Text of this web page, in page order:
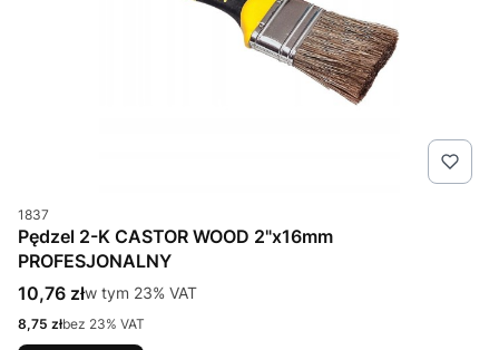
Kod produktu
1837
Pędzel 2-K CASTOR WOOD 2"x16mm
PROFESJONALNY
Cena brutto
10,76 złw tym %s VAT
w tym 23% VAT
Cena netto
8,75 złbez 23% VAT